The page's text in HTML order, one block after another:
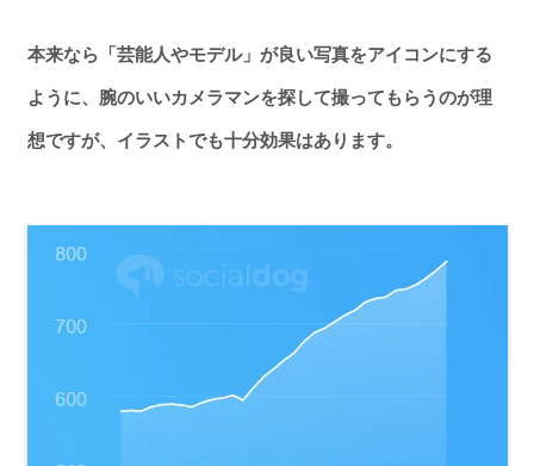
本来なら「芸能人やモデル」が良い写真をアイコンにする
ように、腕のいいカメラマンを探して撮ってもらうのが理
想ですが、イラストでも十分効果はあります。